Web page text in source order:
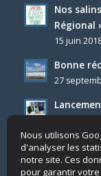
Nos
Régional
15 juin
Bonne
27
Nous utilisons
d'analyser les
notre site. Ces
pour garantir